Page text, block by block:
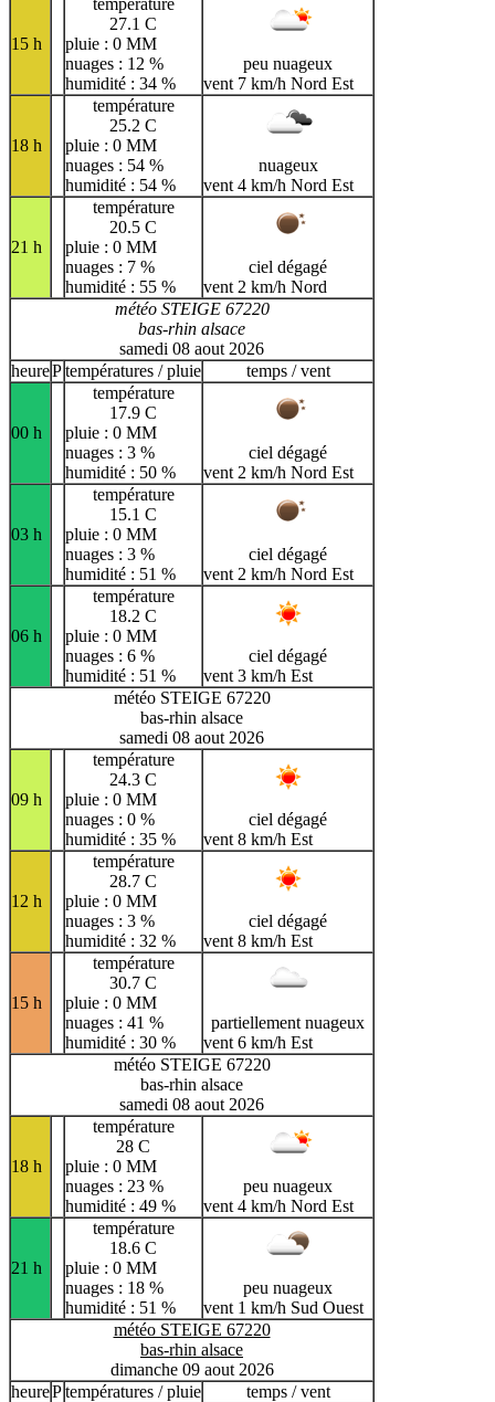
15 h
27.1 C
pluie : 0 MM
nuages : 12 %
humidité : 34 %
peu nuageux
vent 7 km/h Nord Est
18 h
température
25.2 C
pluie : 0 MM
nuages : 54 %
humidité : 54 %
nuageux
vent 4 km/h Nord Est
21 h
température
20.5 C
pluie : 0 MM
nuages : 7 %
humidité : 55 %
ciel dégagé
vent 2 km/h Nord
météo STEIGE 67220
bas-rhin alsace
samedi 08 aout 2026
heurePtempératures / pluie temps / vent
00 h
température
17.9 C
pluie : 0 MM
nuages : 3 %
humidité : 50 %
ciel dégagé
vent 2 km/h Nord Est
03 h
température
15.1 C
pluie : 0 MM
nuages : 3 %
humidité : 51 %
ciel dégagé
vent 2 km/h Nord Est
06 h
température
18.2 C
pluie : 0 MM
nuages : 6 %
humidité : 51 %
ciel dégagé
vent 3 km/h Est
météo STEIGE 67220
bas-rhin alsace
samedi 08 aout 2026
09 h
température
24.3 C
pluie : 0 MM
nuages : 0 %
humidité : 35 %
ciel dégagé
vent 8 km/h Est
12 h
température
28.7 C
pluie : 0 MM
nuages : 3 %
humidité : 32 %
ciel dégagé
vent 8 km/h Est
15 h
température
30.7 C
pluie : 0 MM
nuages : 41 %
humidité : 30 %
partiellement nuageux
vent 6 km/h Est
météo STEIGE 67220
bas-rhin alsace
samedi 08 aout 2026
18 h
température
28 C
pluie : 0 MM
nuages : 23 %
humidité : 49 %
peu nuageux
vent 4 km/h Nord Est
21 h
température
18.6 C
pluie : 0 MM
nuages : 18 %
humidité : 51 %
peu nuageux
vent 1 km/h Sud Ouest
météo STEIGE 67220
bas-rhin alsace
dimanche 09 aout 2026
heurePtempératures / pluie temps / vent